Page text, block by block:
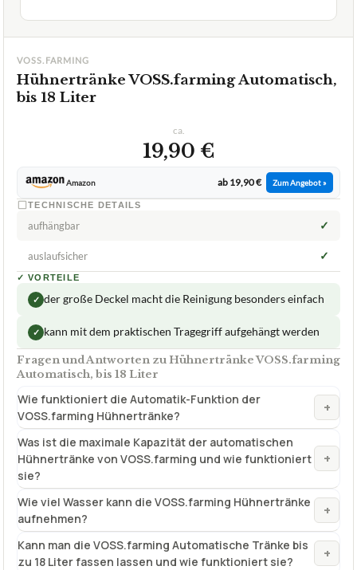
VOSS.FARMING
Hühnertränke VOSS.farming Automatisch,
bis 18 Liter
ca.
19,90 €
Amazon ab 19,90 € Zum Angebot »
TECHNISCHE DETAILS
aufhängbar ✓
auslaufsicher ✓
✓ VORTEILE
✓ der große Deckel macht die Reinigung besonders einfach
✓ kann mit dem praktischen Tragegriff aufgehängt werden
Fragen und Antworten zu Hühnertränke VOSS.farming
Automatisch, bis 18 Liter
Wie funktioniert die Automatik-Funktion der
VOSS.farming Hühnertränke?
+
Was ist die maximale Kapazität der automatischen
Hühnertränke von VOSS.farming und wie funktioniert
sie?
+
Wie viel Wasser kann die VOSS.farming Hühnertränke
aufnehmen?
+
Kann man die VOSS.farming Automatische Tränke bis
zu 18 Liter fassen lassen und wie funktioniert sie?
+